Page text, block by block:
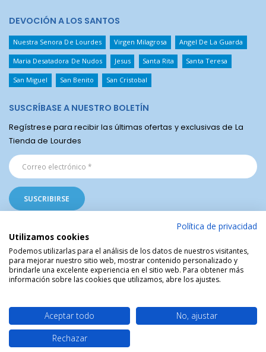
DEVOCIÓN A LOS SANTOS
Nuestra Senora De Lourdes Virgen Milagrosa Angel De La Guarda
Maria Desatadora De Nudos Jesus Santa Rita Santa Teresa
San Miguel San Benito San Cristobal
SUSCRÍBASE A NUESTRO BOLETÍN
Regístrese para recibir las últimas ofertas y exclusivas de La
Tienda de Lourdes
La Tienda Religiosa de Lourdes © | Venta de artículos religiosos del Santuario
de Lourdes en Francia | Arte Sacro | Objetos sagrados
Política de privacidad
Utilizamos cookies
Podemos utilizarlas para el análisis de los datos de nuestros visitantes,
para mejorar nuestro sitio web, mostrar contenido personalizado y
brindarle una excelente experiencia en el sitio web. Para obtener más
información sobre las cookies que utilizamos, abre los ajustes.
Aceptar todo
No, ajustar
Rechazar